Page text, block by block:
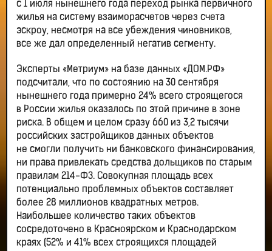
с 1 июля нынешнего года переход рынка первичного
жилья на систему взаиморасчетов через счета
эскроу, несмотря на все убеждения чиновников,
все же дал определенный негатив сегменту.
Эксперты «Метриум» на базе данных «ДОМ.РФ»
подсчитали, что по состоянию на 30 сентября
нынешнего года примерно 24% всего строящегося
в России жилья оказалось по этой причине в зоне
риска. В общем и целом сразу 660 из 3,2 тысячи
российских застройщиков данных объектов
не смогли получить ни банковского финансирования,
ни права привлекать средства дольщиков по старым
правилам 214-ФЗ. Совокупная площадь всех
потенциально проблемных объектов составляет
более 28 миллионов квадратных метров.
Наибольшее количество таких объектов
сосредоточено в Красноярском и Краснодарском
краях (52% и 41% всех строящихся площадей